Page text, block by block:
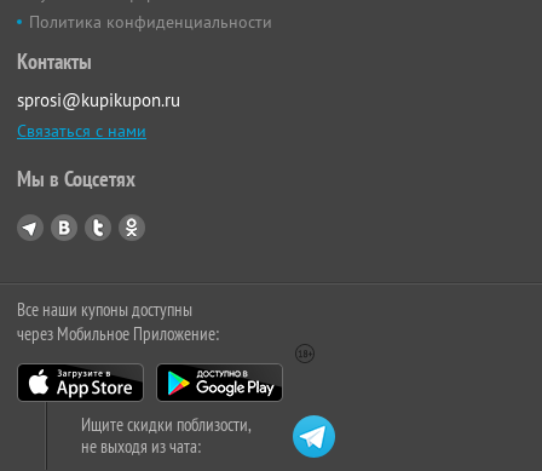
Политика конфиденциальности
Контакты
sprosi@kupikupon.ru
Связаться с нами
Мы в Соцсетях
Все наши купоны доступны
через Мобильное Приложение:
Ищите скидки поблизости,
не выходя из чата: